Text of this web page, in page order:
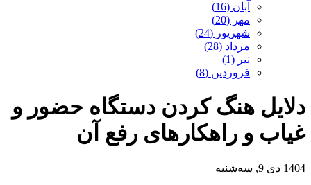
آبان (16)
مهر (20)
شهریور (24)
مرداد (28)
تیر (1)
فروردین (8)
دلایل هنگ کردن دستگاه حضور و
غیاب و راهکارهای رفع آن
1404 دی 9, سه‌شنبه